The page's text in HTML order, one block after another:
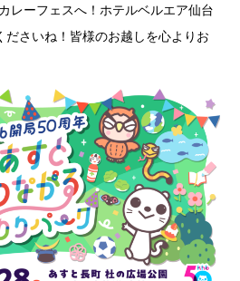
レーフェスへ！ホテルベルエア仙台
さいね！皆様のお越しを心よりお